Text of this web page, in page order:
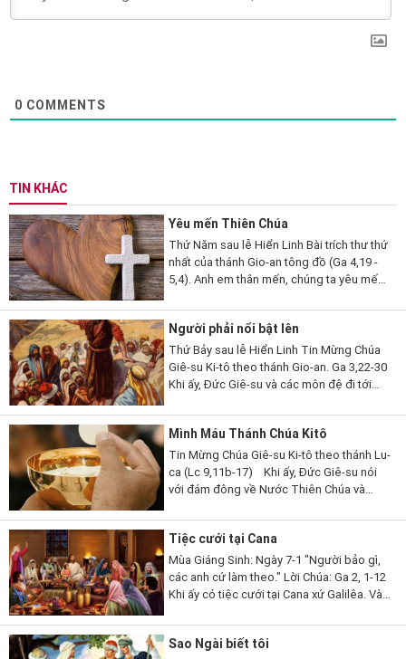
0 COMMENTS
TIN KHÁC
Yêu mến Thiên Chúa
Thứ Năm sau lễ Hiển Linh Bài trích thư thứ
nhất của thánh Gio-an tông đồ (Ga 4,19 -
5,4). Anh em thân mến, chúng ta yêu mến
chúng ta trước. Nếu...
Người phải nổi bật lên
Thứ Bảy sau lễ Hiển Linh Tin Mừng Chúa
Giê-su Ki-tô theo thánh Gio-an. Ga 3,22-30
Khi ấy, Đức Giê-su và các môn đệ đi tới
ông và làm phép rửa. Còn...
Mình Máu Thánh Chúa Kitô
Tin Mừng Chúa Giê-su Ki-tô theo thánh Lu-
ca (Lc 9,11b-17) Khi ấy, Đức Giê-su nói
với đám đông về Nước Thiên Chúa và
đã bắt đầu tàn. Nhóm Mười Hai đến...
Tiệc cưới tại Cana
Mùa Giáng Sinh: Ngày 7-1 "Người bảo gì,
các anh cứ làm theo." Lời Chúa: Ga 2, 1-12
Khi ấy có tiệc cưới tại Cana xứ Galilêa. Và
và các môn...
Sao Ngài biết tôi